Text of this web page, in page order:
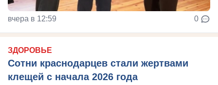
вчера в 12:59 0
ЗДОРОВЬЕ
Сотни краснодарцев стали жертвами
клещей с начала 2026 года